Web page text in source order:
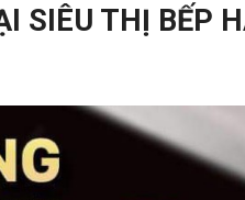
SIÊU THỊ BẾP